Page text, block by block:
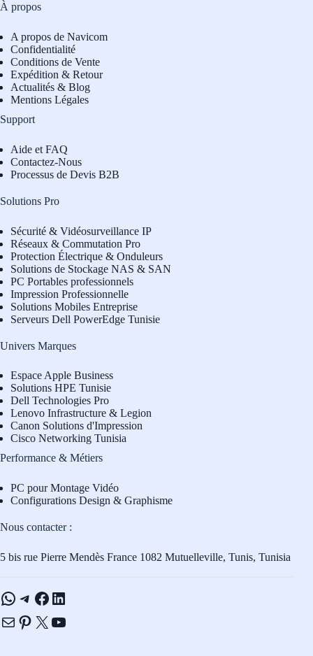
À propos
A propos de Navicom
Confidentialité
Conditions de Vente
Expédition & Retour
Actualités & Blog
Mentions Légales
Support
Aide et FAQ
Contactez-Nous
Processus de Devis B2B
Solutions Pro
Sécurité & Vidéosurveillance IP
Réseaux & Commutation Pro
Protection Électrique & Onduleurs
Solutions de Stockage NAS & SAN
PC Portables professionnels
Impression Professionnelle
Solutions Mobiles Entreprise
Serveurs Dell PowerEdge Tunisie
Univers Marques
Espace Apple Business
Solutions HPE Tunisie
Dell Technologies Pro
Lenovo Infrastructure & Legion
Canon Solutions d'Impression
Cisco Networking Tunisia
Performance & Métiers
PC pour Montage Vidéo
Configurations Design & Graphisme
Nous contacter :
5 bis rue Pierre Mendès France 1082 Mutuelleville, Tunis, Tunisia
WhatsApp
Telegram
Facebook
LinkedIn
E-mailPinterest
X YouTube